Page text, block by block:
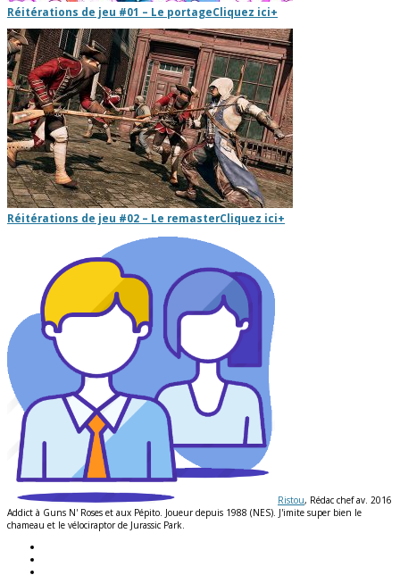
Réitérations de jeu #01 – Le portageCliquez ici+
Réitérations de jeu #02 – Le remasterCliquez ici+
Ristou, Rédac chef av. 2016
Addict à Guns N' Roses et aux Pépito. Joueur depuis 1988 (NES). J'imite super bien le
chameau et le vélociraptor de Jurassic Park.